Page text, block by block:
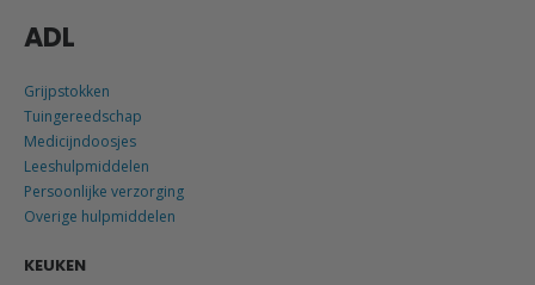
ADL
Grijpstokken
Tuingereedschap
Medicijndoosjes
Leeshulpmiddelen
Persoonlijke verzorging
Overige hulpmiddelen
KEUKEN